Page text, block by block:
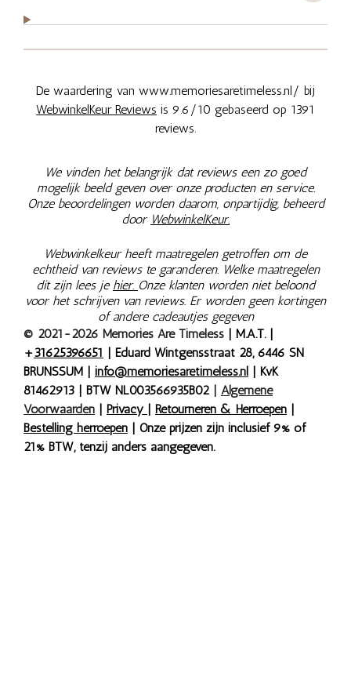
De waardering van www.memoriesaretimeless.nl/ bij
WebwinkelKeur Reviews is 9.6/10 gebaseerd op 1391
reviews.
We vinden het belangrijk dat reviews een zo goed
mogelijk beeld geven over onze producten en service.
Onze beoordelingen worden daarom, onpartijdig, beheerd
door WebwinkelKeur.
Webwinkelkeur heeft maatregelen getroffen om de
echtheid van reviews te garanderen. Welke maatregelen
dit zijn lees je hier. Onze klanten worden niet beloond
voor het schrijven van reviews. Er worden geen kortingen
of andere cadeautjes gegeven
© 2021-2026 Memories Are Timeless | M.A.T. |
+31625396651 | Eduard Wintgensstraat 28, 6446 SN
BRUNSSUM | info@memoriesaretimeless.nl | KvK
81462913 | BTW NL003566935B02 | Algemene
Voorwaarden | Privacy | Retourneren & Herroepen |
Bestelling herroepen | Onze prijzen zijn inclusief 9% of
21% BTW, tenzij anders aangegeven.